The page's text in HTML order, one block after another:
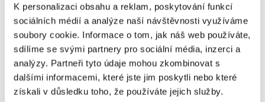
K personalizaci obsahu a reklam, poskytování funkcí
sociálních médií a analýze naší návštěvnosti využíváme
soubory cookie. Informace o tom, jak náš web používáte,
sdílíme se svými partnery pro sociální média, inzerci a
analýzy. Partneři tyto údaje mohou zkombinovat s
dalšími informacemi, které jste jim poskytli nebo které
získali v důsledku toho, že používáte jejich služby.
Mohlo by Vás zajímat
Novinka